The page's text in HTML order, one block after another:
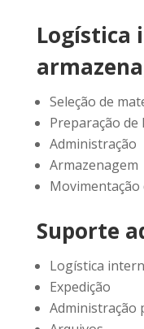
Logística
Seleção de
Preparação de
Administração
Armazenagem
Movimentação
Suporte
Logística
Expedição
Administração